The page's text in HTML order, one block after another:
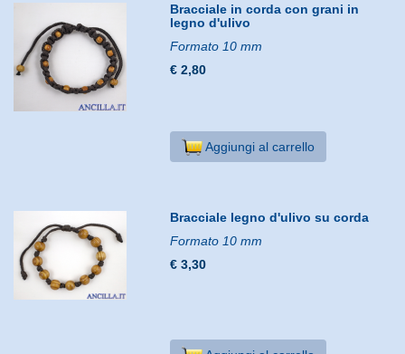
Bracciale in corda con grani in
legno d'ulivo
Formato 10 mm
€ 2,80
Aggiungi al carrello
Bracciale legno d'ulivo su corda
Formato 10 mm
€ 3,30